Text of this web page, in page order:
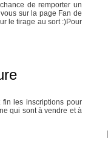
de remporter un
sur la page Fan de
le tirage au sort :)Pour
les inscriptions pour
qui sont à vendre et à